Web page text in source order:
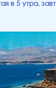
в 5 утра,